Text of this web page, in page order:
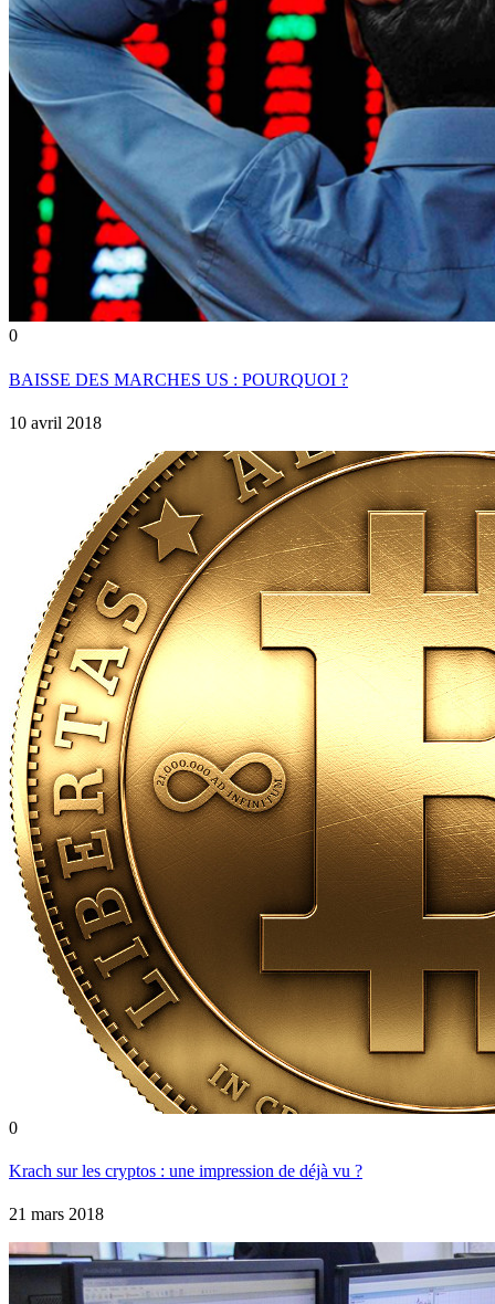
0
BAISSE DES MARCHES US : POURQUOI ?
10 avril 2018
0
Krach sur les cryptos : une impression de déjà vu ?
21 mars 2018